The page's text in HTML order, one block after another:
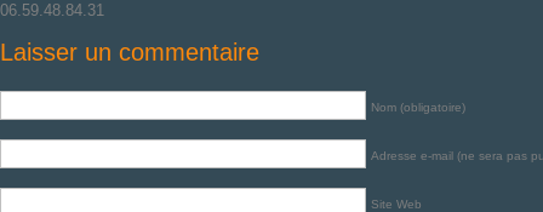
06.59.48.84.31
Laisser un commentaire
Nom (obligatoire)
Adresse e-mail (ne sera pas
Site Web